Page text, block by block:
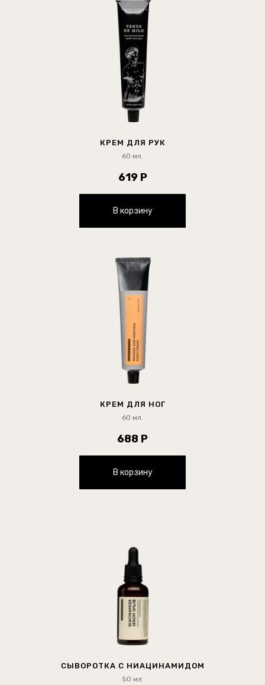
КРЕМ ДЛЯ РУК
60 мл.
619 Р
В корзину
КРЕМ ДЛЯ НОГ
60 мл.
688 Р
В корзину
СЫВОРОТКА С НИАЦИНАМИДОМ
50 мл.